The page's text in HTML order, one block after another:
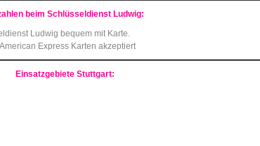
beim Schlüsseldienst Ludwig:
Ludwig bequem mit Karte.
Express Karten akzeptiert
Einsatzgebiete Stuttgart: